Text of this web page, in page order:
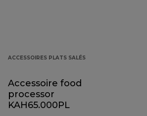
ACCESSOIRES PLATS SALÉS
Accessoire food
processor
KAH65.000PL